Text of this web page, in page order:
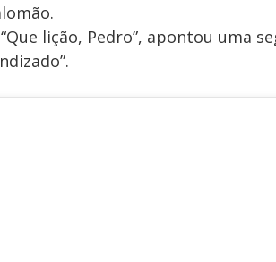
lição, Pedro”, apontou uma